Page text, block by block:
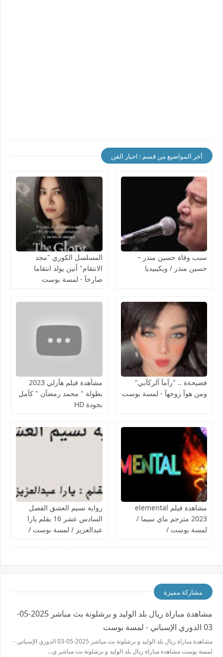
أخر المواضيع من قسم : اخبار الفن
سبب وفاة حسين منذر –
حسين منذر / ويكيبيديا
المسلسل الكوري "مجد
الانتقام" أنين يولد انتقاما
صارخآ - لمسة بوست
فضيحةة .. "رآمآ آلركآبي"
ومن هوآ زوجهآ - لمسة بوست
مشآهدة فيلم هآرلي 2023
بطولة " محمد رمضآن " كآمل
بجودة HD
مشاهدة فيلم elemental
2023 مترجم ماي سيما /
لمسة بوست /
رواية نسيم العشق الفصل
السادس عشر 16 بقلم يارا
عبدالعزيز / لمسة بوست /
مشاركة مميزة
مشاهدة مباراة ريال بلد الوليد و برشلونة بث مباشر 2025-05-
03 الدوري الإسباني - لمسة بوست
مشاهدة مباراة ريال بلد الوليد و برشلونة بث مباشر 2025-05-03 الدوري الإسباني -
لمسة بوست مشاهدة مباراة ريال بلد الوليد و برشلونة بث مباشر ي…